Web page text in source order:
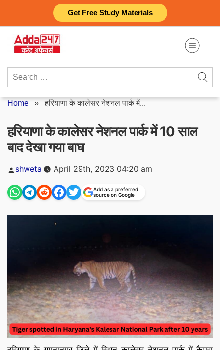
Get Free Study Materials
content
Search
Home »हरियाणा के कालेसर नेशनल पार्क में...
हरियाणा के कालेसर नेशनल पार्क में 10 साल
बाद देखा गया बाघ
Posted
by
shweta April 29th, 2023 04:20 am
Add as a preferred
source on Google